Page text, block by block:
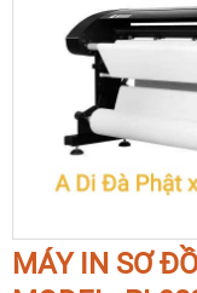
MÁY IN SƠ